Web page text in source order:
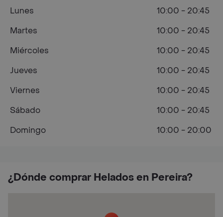
¿Dónde comprar Helados en Pereira?
Lunes
10:00 - 20:45
Martes
10:00 - 20:45
Miércoles
10:00 - 20:45
Jueves
10:00 - 20:45
Viernes
10:00 - 20:45
Sábado
10:00 - 20:45
Domingo
10:00 - 20:00